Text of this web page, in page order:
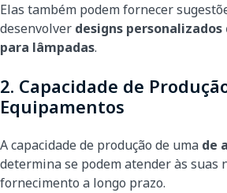
Elas também podem fornecer
desenvolver designs
para lâmpadas.
2. Capacidade de
Equipamentos
A capacidade de produção de uma de
determina se podem atender às suas
fornecimento a longo prazo.